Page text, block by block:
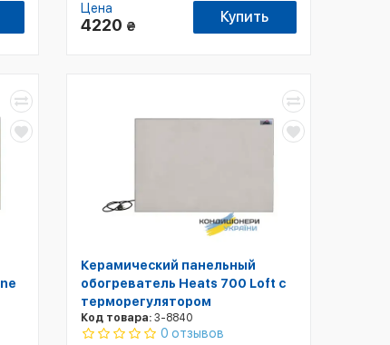
Цена
4220 ₴
Купить
Керамический панельный
обогреватель Heats 700 Loft с
терморегулятором
Код товара:3-8840
0 отзывов